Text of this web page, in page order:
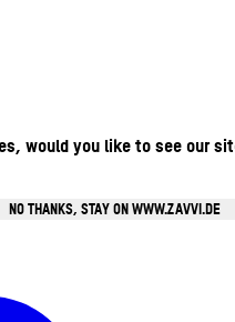
would you like to see our
NO THANKS, STAY ON WWW.ZAVVI.DE